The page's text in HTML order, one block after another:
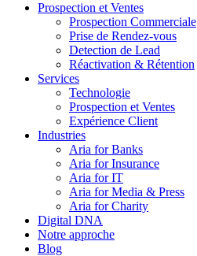
Prospection et Ventes
Prospection Commerciale
Prise de Rendez-vous
Detection de Lead
Réactivation & Rétention
Services
Technologie
Prospection et Ventes
Expérience Client
Industries
Aria for Banks
Aria for Insurance
Aria for IT
Aria for Media & Press
Aria for Charity
Digital DNA
Notre approche
Blog